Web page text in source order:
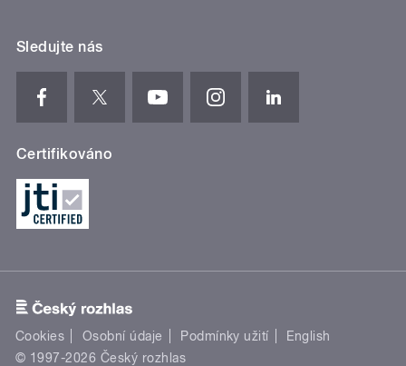
Sledujte nás
Certifikováno
Cookies Osobní údaje Podmínky užití
English
© 1997-2026 Český rozhlas